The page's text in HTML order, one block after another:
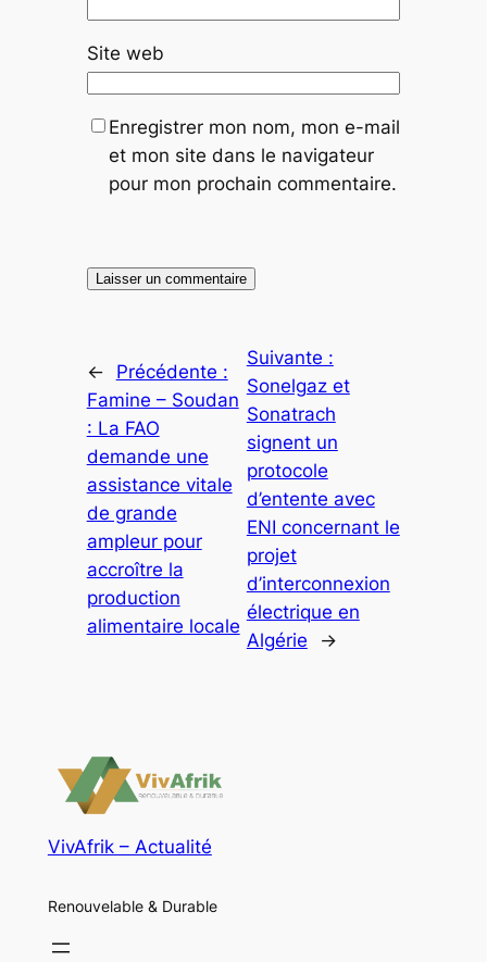
Site web
Enregistrer mon nom, mon e-mail
et mon site dans le navigateur
pour mon prochain commentaire.
←
Précédente :
Famine – Soudan
: La FAO
demande une
assistance vitale
de grande
ampleur pour
accroître la
production
alimentaire locale
Suivante :
Sonelgaz et
Sonatrach
signent un
protocole
d’entente avec
ENI concernant le
projet
d’interconnexion
électrique en
Algérie
→
VivAfrik – Actualité
Renouvelable & Durable